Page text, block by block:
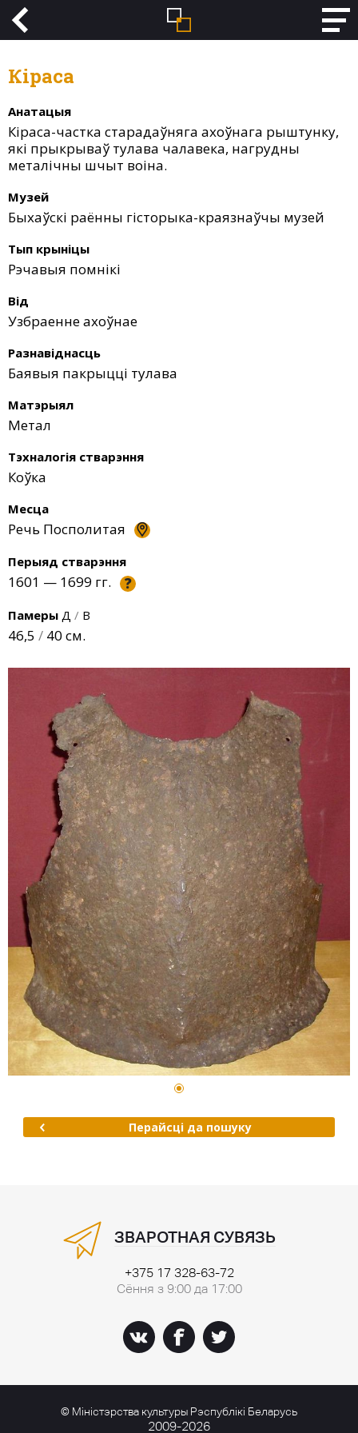
Кіраса
Анатацыя
Кіраса-частка старадаўняга ахоўнага рыштунку,
які прыкрываў тулава чалавека, нагрудны
металічны шчыт воіна.
Музей
Быхаўскі раённы гісторыка-краязнаўчы музей
Тып крыніцы
Рэчавыя помнікі
Від
Узбраенне ахоўнае
Разнавіднасць
Баявыя пакрыцці тулава
Матэрыял
Метал
Тэхналогія стварэння
Коўка
Месца
Речь Посполитая
Перыяд стварэння
1601 — 1699 гг. ?
Памеры Д / В
46,5 / 40 см.
Перайсці да пошуку
ЗВАРОТНАЯ СУВЯЗЬ
+375 17 328-63-72
Сёння з 9:00 да 17:00
© Міністэрства культуры Рэспублікі Беларусь
2009-2026